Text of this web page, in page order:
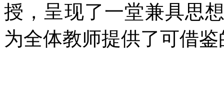
授，呈现了一堂兼具思
为全体教师提供了可借